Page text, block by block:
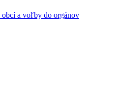
a voľby do orgánov